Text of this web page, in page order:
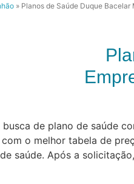
» Planos de Saúde Duque Bacelar
busca de plano de saúde
o melhor tabela de
saúde. Após a